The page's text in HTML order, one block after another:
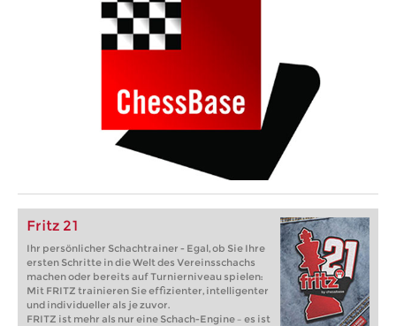
Fritz 21
Ihr persönlicher Schachtrainer - Egal, ob Sie Ihre
ersten Schritte in die Welt des Vereinsschachs
machen oder bereits auf Turnierniveau spielen:
Mit FRITZ trainieren Sie effizienter, intelligenter
und individueller als je zuvor.
FRITZ ist mehr als nur eine Schach-Engine – es ist